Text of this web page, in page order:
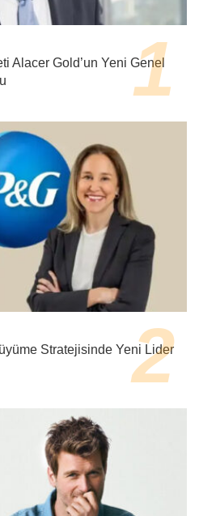
Alacer Gold’un Yeni Genel
Stratejisinde Yeni Lider